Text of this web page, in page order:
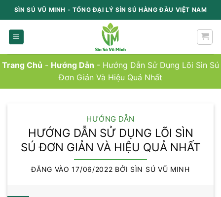
Chuyển
content
SÌN SÚ VŨ MINH - TỔNG ĐẠI LÝ SÌN SÚ HÀNG ĐẦU VIỆT NAM
Trang Chủ - Hướng Dẫn - Hướng Dẫn Sử Dụng Lõi Sìn Sú
Đơn Giản Và Hiệu Quả Nhất
HƯỚNG DẪN
HƯỚNG DẪN SỬ DỤNG LÕI SÌN
SÚ ĐƠN GIẢN VÀ HIỆU QUẢ NHẤT
ĐĂNG VÀO17/06/2022 BỞI SÌN SÚ VŨ MINH